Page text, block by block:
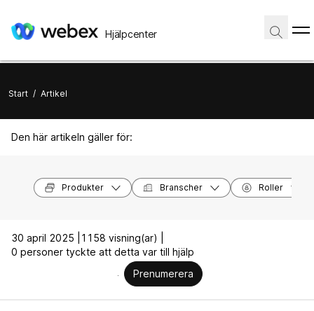
Hjälpcenter
Start / Artikel
Den här artikeln gäller för:
Produkter Branscher Roller
30 april 2025 |
1158 visning(ar) |
0 personer tyckte att detta var till hjälp
Prenumerera